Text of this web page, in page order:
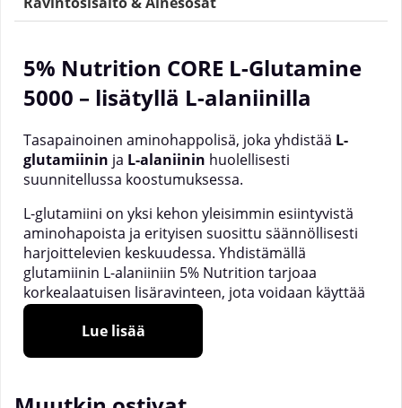
5% Nutrition CORE L-Glutamine
5000 – lisätyllä L-alaniinilla
Tasapainoinen aminohappolisä, joka yhdistää L-
glutamiinin ja L-alaniinin huolellisesti
suunnitellussa koostumuksessa.
L-glutamiini on yksi kehon yleisimmin esiintyvistä
aminohapoista ja erityisen suosittu säännöllisesti
harjoittelevien keskuudessa. Yhdistämällä
glutamiinin L-alaniiniin 5% Nutrition tarjoaa
korkealaatuisen lisäravinteen, jota voidaan käyttää
harjoittelun yhteydessä tai päivän aikana.
Suositeltu käyttö:
Lue lisää